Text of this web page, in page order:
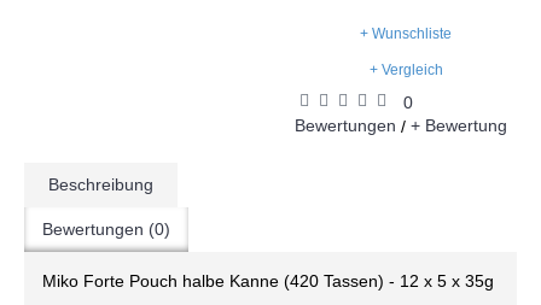
+ Wunschliste
+ Vergleich
0
Bewertungen / + Bewertung
Beschreibung
Bewertungen (0)
Miko Forte Pouch halbe Kanne (420 Tassen) - 12 x 5 x 35g